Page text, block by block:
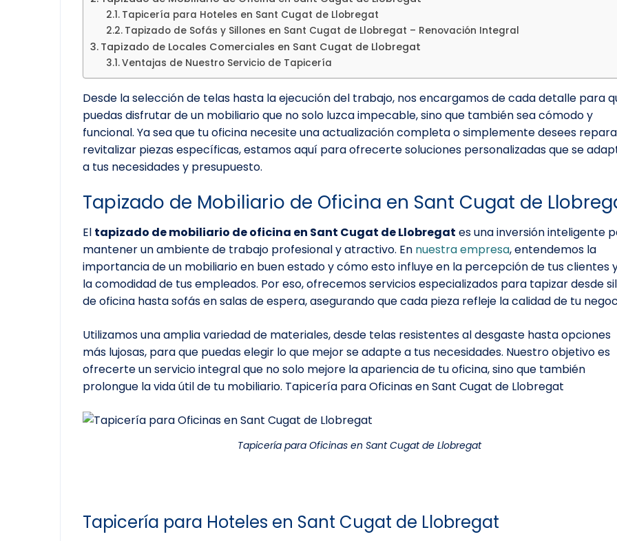
Tapicería para Hoteles en Sant Cugat de Llobregat
Tapizado de Sofás y Sillones en Sant Cugat de Llobregat – Renovación Integral
Tapizado de Locales Comerciales en Sant Cugat de Llobregat
Ventajas de Nuestro Servicio de Tapicería
Desde la selección de telas hasta la ejecución del trabajo, nos encargamos de cada detalle para
puedas disfrutar de un mobiliario que no solo luzca impecable, sino que también sea cómodo y
funcional. Ya sea que tu oficina necesite una actualización completa o simplemente desees
revitalizar piezas específicas, estamos aquí para ofrecerte soluciones personalizadas que se
a tus necesidades y presupuesto.
Tapizado de Mobiliario de Oficina en Sant Cugat de
El tapizado de mobiliario de oficina en Sant Cugat de Llobregat es una inversión inteligente
mantener un ambiente de trabajo profesional y atractivo. En nuestra empresa, entendemos la
importancia de un mobiliario en buen estado y cómo esto influye en la percepción de tus clientes
la comodidad de tus empleados. Por eso, ofrecemos servicios especializados para tapizar desde
de oficina hasta sofás en salas de espera, asegurando que cada pieza refleje la calidad de tu
Utilizamos una amplia variedad de materiales, desde telas resistentes al desgaste hasta opciones
más lujosas, para que puedas elegir lo que mejor se adapte a tus necesidades. Nuestro objetivo es
ofrecerte un servicio integral que no solo mejore la apariencia de tu oficina, sino que también
prolongue la vida útil de tu mobiliario. Tapicería para Oficinas en Sant Cugat de Llobregat
Tapicería para Oficinas en Sant Cugat de Llobregat
Tapicería para Hoteles en Sant Cugat de Llobregat